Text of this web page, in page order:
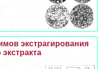
экстрагирования